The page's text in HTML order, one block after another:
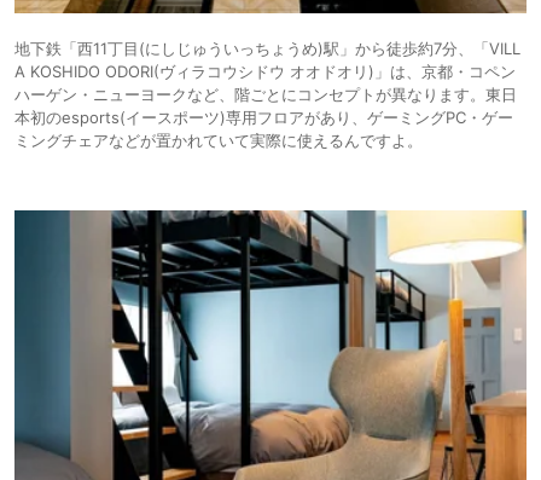
地下鉄「西11丁目(にしじゅういっちょうめ)駅」から徒歩約7分、「VILL
A KOSHIDO ODORI(ヴィラコウシドウ オオドオリ)」は、京都・コペン
ハーゲン・ニューヨークなど、階ごとにコンセプトが異なります。東日
本初のesports(イースポーツ)専用フロアがあり、ゲーミングPC・ゲー
ミングチェアなどが置かれていて実際に使えるんですよ。